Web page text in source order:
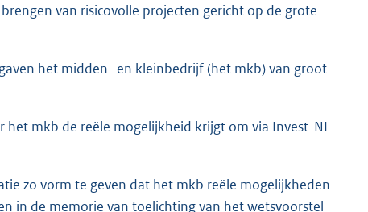
van risicovolle projecten gericht op de grote
het midden- en kleinbedrijf (het mkb) van groot
mkb de reële mogelijkheid krijgt om via Invest-NL
zo vorm te geven dat het mkb reële mogelijkheden
in de memorie van toelichting van het wetsvoorstel